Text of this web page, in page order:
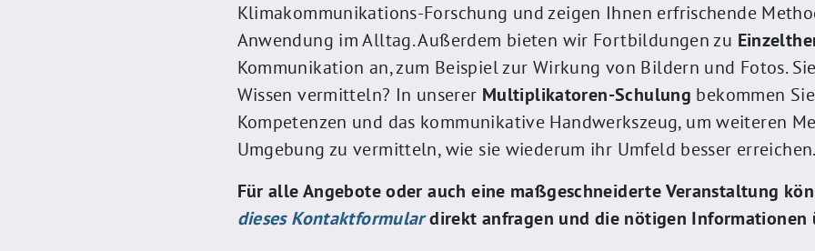
Klimakommunikations-Forschung und zeigen Ihnen erfrischende
Anwendung im Alltag. Außerdem bieten wir Fortbildungen zu
Kommunikation an, zum Beispiel zur Wirkung von Bildern und Fotos.
Wissen vermitteln? In unserer Multiplikatoren-Schulung bekommen
Kompetenzen und das kommunikative Handwerkszeug, um weiteren
Umgebung zu vermitteln, wie sie wiederum ihr Umfeld besser erreichen.
Für alle Angebote oder auch eine maßgeschneiderte Veranstaltung
dieses Kontaktformular direkt anfragen und die nötigen Informationen